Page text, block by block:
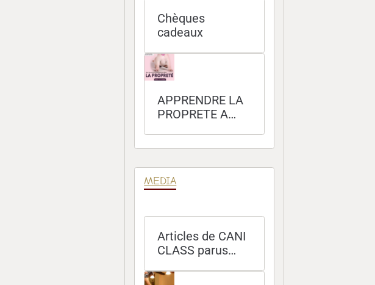
Chèques
cadeaux
APPRENDRE LA
PROPRETE A
MEDIA
Articles de CANI
CLASS parus
magazines